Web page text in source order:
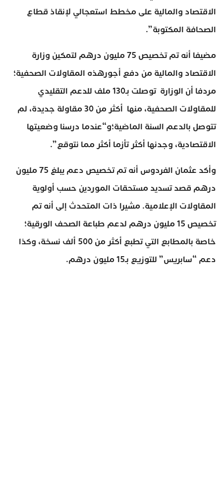
الاقتصاد والمالية على مخطط استعجالي لإنقاذ قطاع
الصحافة المكتوبة”.
مضيفا أنه تم تخصيص 75 مليون درهم لتمكين وزارة
الاقتصاد والمالية من دفع أجورهذه المقاولات الصحفية؛
مردفا أن الوزارة توصلت بـ130 ملف للدعم التقليدي
للمقاولات الصحفية، منها أكثر من 30 مقاولة جديدة، لم
تتوصل بالدعم السنة الماضية؛و“عندما درسنا وضعيتها
الاقتصادية، وجدنها أكثر تأزما أكثر مما نتوقع”.
وأكد عثمان الفردوس أنه تم تخصيص دعم يبلغ 75 مليون
درهم قصد تسديد مستحقات الموردين حسب أولوية
المقاولات الإعلامية. مشيرا ذات المتحدث إلى أنه تم
تخصيص 15 مليون درهم لدعم طباعة الصحف الورقية؛
خاصة بالمطابع التي تطبع أكثر من 500 ألف نسخة، وكذا
دعم “سابريس” للتوزيع بـ15 مليون درهم.